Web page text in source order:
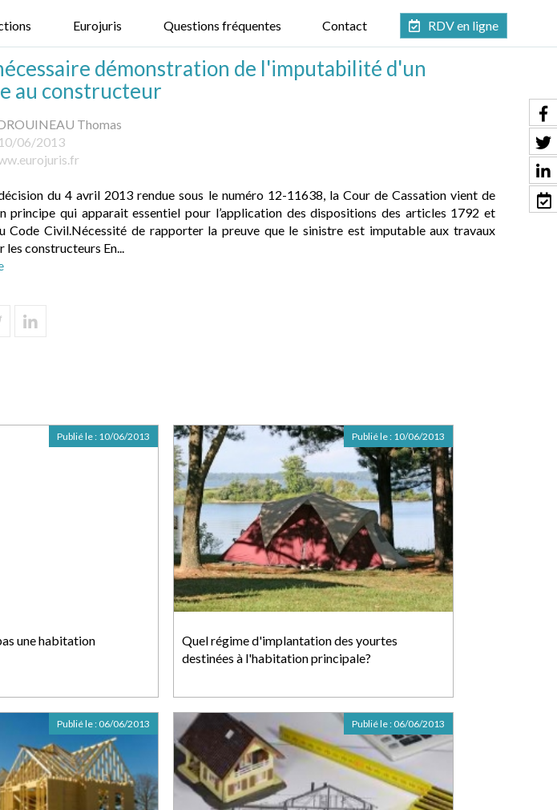
Eurojuris Questions fréquentes Contact RDV en ligne
démonstration de l'imputabilité d'un
au constructeur
Thomas
10/06/2013
du 4 avril 2013 rendue sous le numéro 12-11638, la Cour de Cassation vient de
principe qui apparait essentiel pour l’application des dispositions des articles 1792 et
Code Civil.Nécessité de rapporter la preuve que le sinistre est imputable aux travaux
les constructeurs En...
une habitation
Publié le : 10/06/2013
Quel régime d'implantation des yourtes
destinées à l'habitation principale?
Publié le : 10/06/2013
Publié le : 06/06/2013 Publié le : 06/06/2013